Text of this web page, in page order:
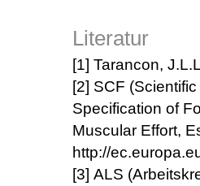
Literatur
[1] Tarancon,
[2] SCF
Specification of
Muscular Effort,
http://
[3] ALS